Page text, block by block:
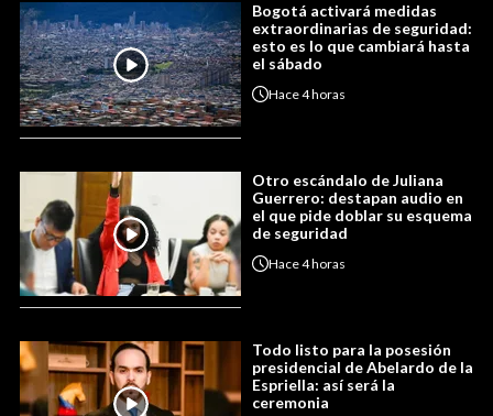
Bogotá activará medidas
extraordinarias de seguridad:
esto es lo que cambiará hasta
el sábado
Hace4 horas
Otro escándalo de Juliana
Guerrero: destapan audio en
el que pide doblar su esquema
de seguridad
Hace4 horas
Todo listo para la posesión
presidencial de Abelardo de la
Espriella: así será la
ceremonia